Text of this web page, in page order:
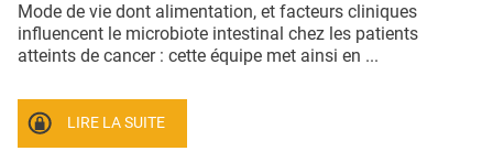
Mode de vie dont alimentation, et facteurs cliniques
influencent le microbiote intestinal chez les patients
atteints de cancer : cette équipe met ainsi en ...
LIRE LA SUITE